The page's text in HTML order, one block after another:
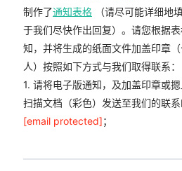
制作了通知表格 （请尽可能详细地
于我们尽快作出回复）。请您根据
知，并将生成的纸面文件加盖印章
人）按照如下方式与我们取得联系：
1. 请将电子版通知，及加盖印章或
扫描文档（彩色）发送至我们的联系
[email protected]；